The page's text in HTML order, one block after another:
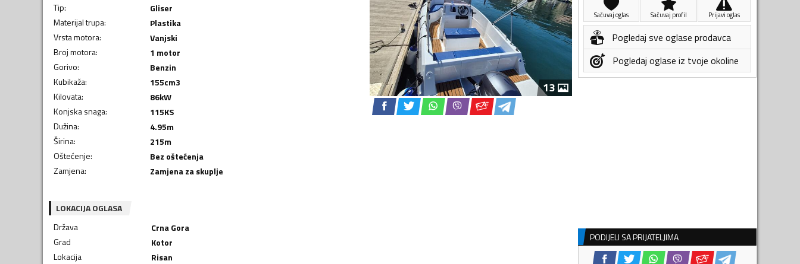
Tip:
Gliser
Materijal trupa:
Plastika
Vrsta motora:
Vanjski
Broj motora:
1 motor
Gorivo:
Benzin
Kubikaža: 155cm3
Kilovata: 86kW
Konjska snaga: 115KS
Dužina: 4.95m
Širina: 215m
Oštećenje:
Bez oštećenja
Zamjena: Zamjena za skuplje
13
LOKACIJA OGLASA
Država
Crna Gora
Grad
Kotor
Lokacija
Risan
Sačuvaj oglas Sačuvaj profil Prijavi oglas
Pogledaj sve oglase prodavca
Pogledaj oglase iz tvoje okoline
PODIJELI SA PRIJATELJIMA